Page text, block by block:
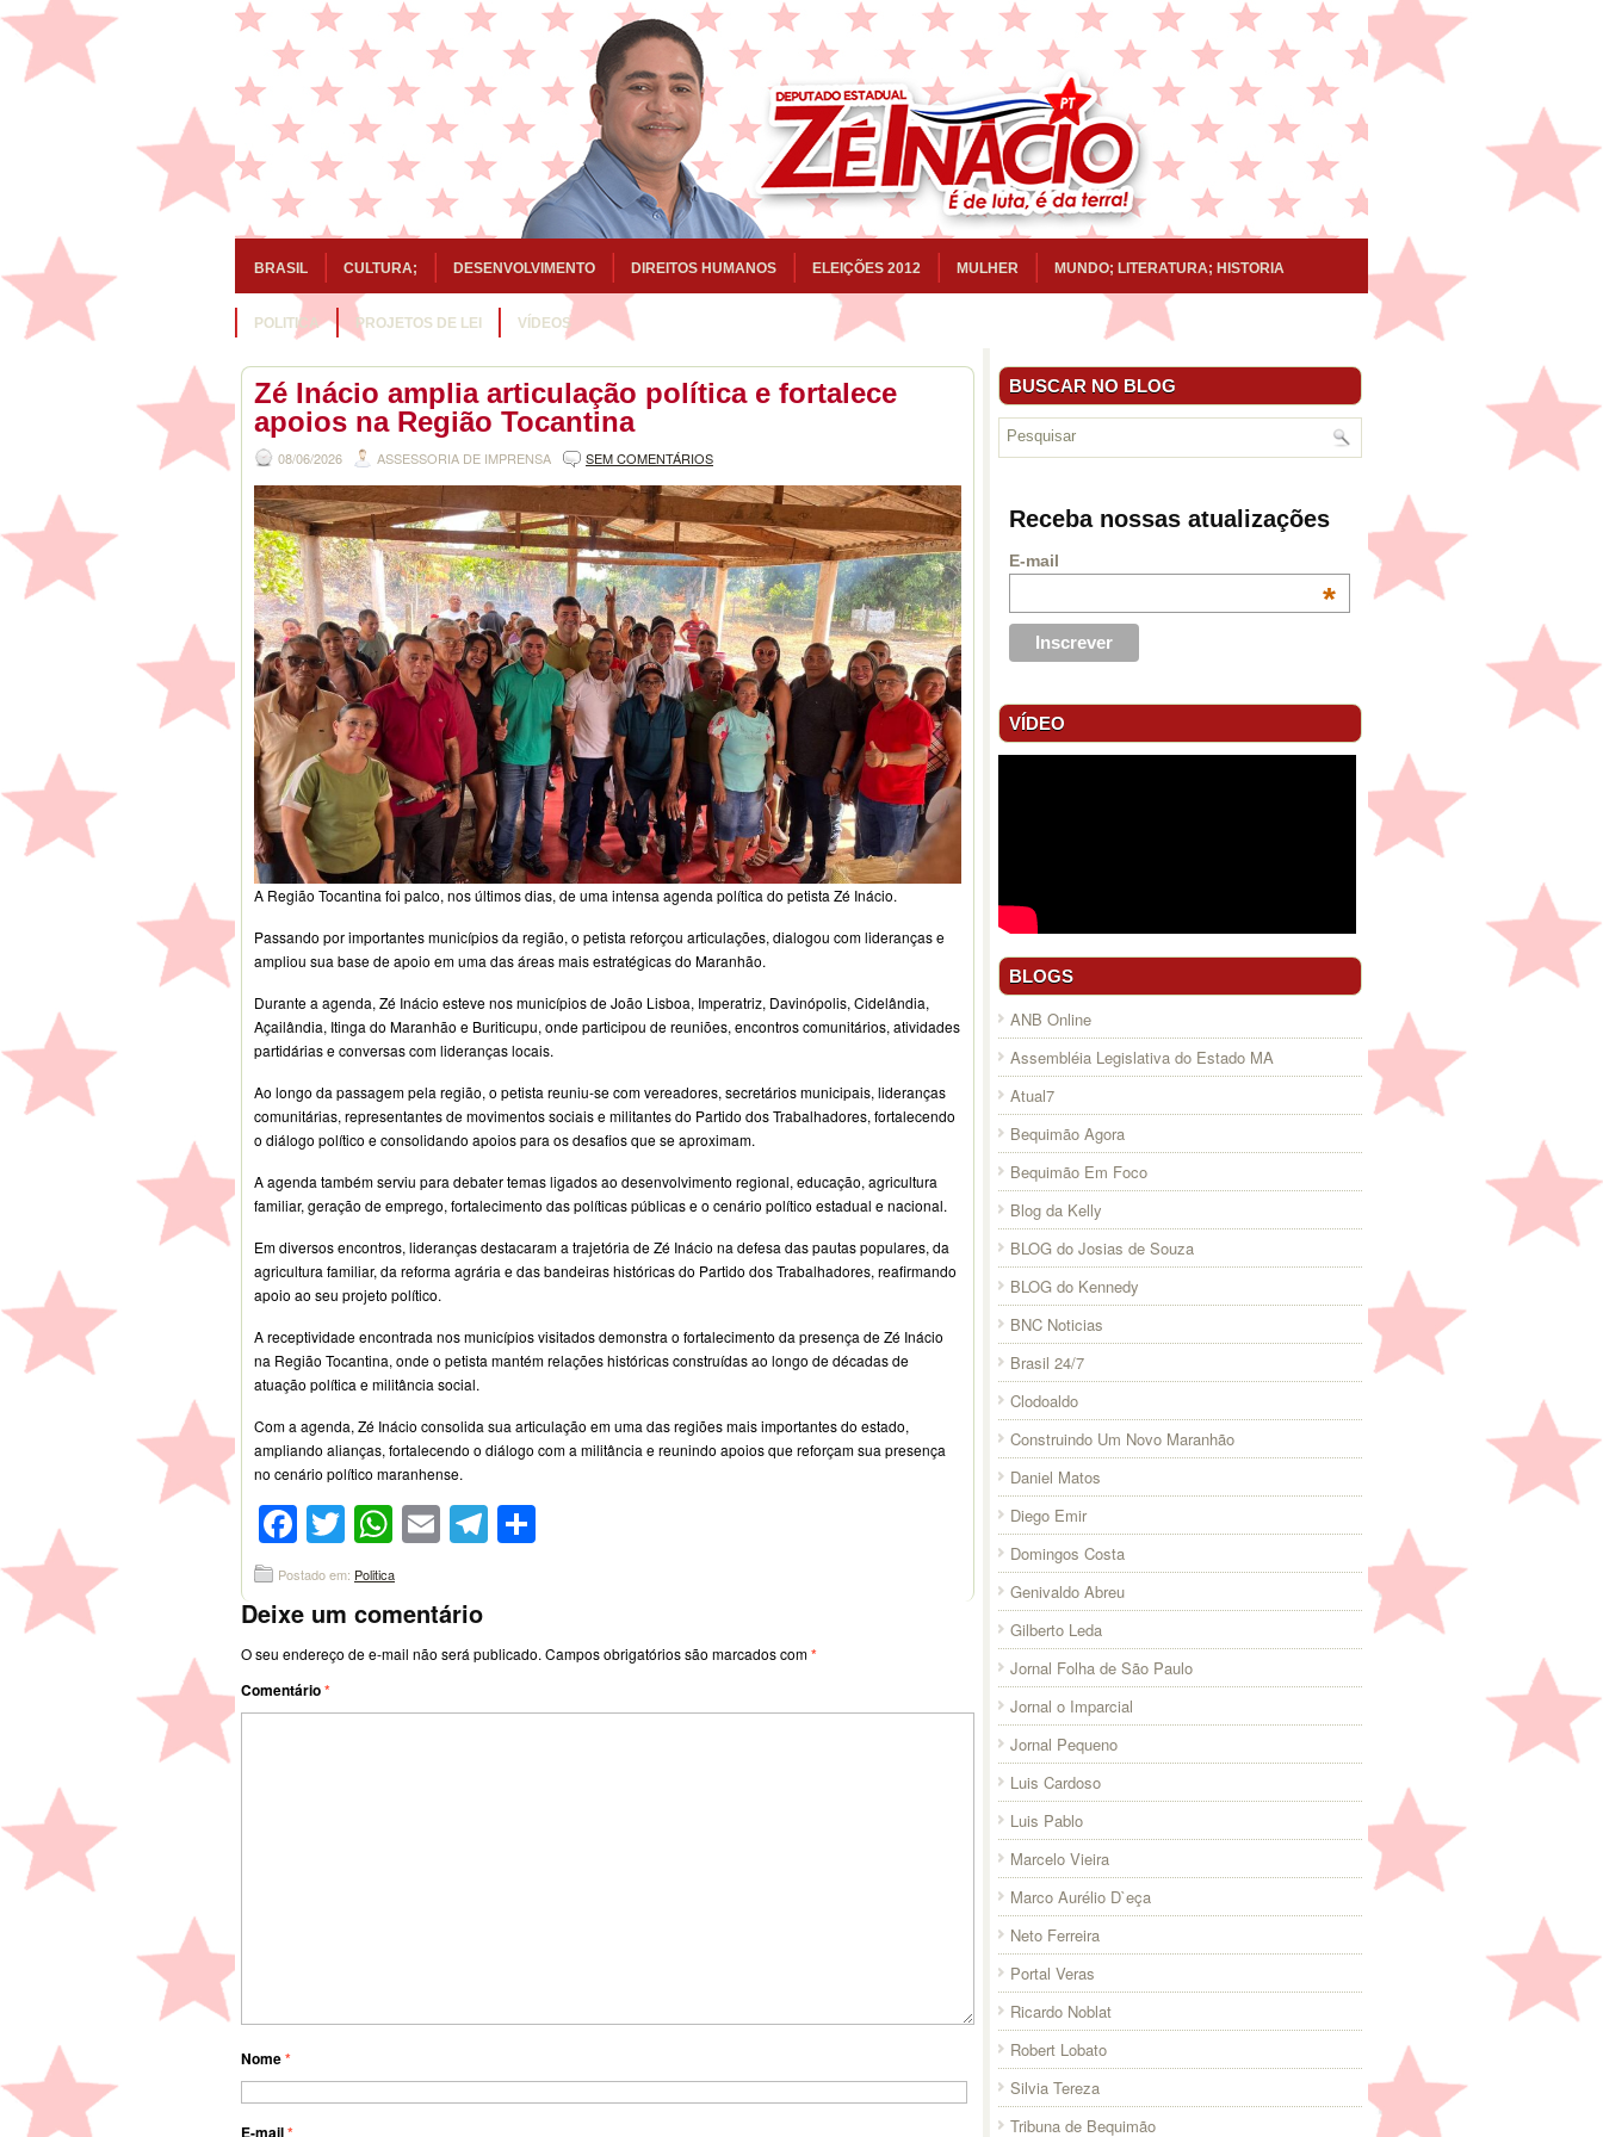
BRASIL CULTURA; DESENVOLVIMENTO DIREITOS HUMANOS ELEIÇÕES 2012 MULHER MUNDO; LITERATURA; HISTORIA
POLITICA PROJETOS DE LEI VÍDEOS
Zé Inácio amplia articulação política e fortalece
apoios na Região Tocantina
08/06/2026 ASSESSORIA DE IMPRENSA SEM COMENTÁRIOS
A Região Tocantina foi palco, nos últimos dias, de uma intensa agenda política do petista Zé Inácio.
Passando por importantes municípios da região, o petista reforçou articulações, dialogou com lideranças e
ampliou sua base de apoio em uma das áreas mais estratégicas do Maranhão.
Durante a agenda, Zé Inácio esteve nos municípios de João Lisboa, Imperatriz, Davinópolis, Cidelândia,
Açailândia, Itinga do Maranhão e Buriticupu, onde participou de reuniões, encontros comunitários, atividades
partidárias e conversas com lideranças locais.
Ao longo da passagem pela região, o petista reuniu-se com vereadores, secretários municipais, lideranças
comunitárias, representantes de movimentos sociais e militantes do Partido dos Trabalhadores, fortalecendo
o diálogo político e consolidando apoios para os desafios que se aproximam.
A agenda também serviu para debater temas ligados ao desenvolvimento regional, educação, agricultura
familiar, geração de emprego, fortalecimento das políticas públicas e o cenário político estadual e nacional.
Em diversos encontros, lideranças destacaram a trajetória de Zé Inácio na defesa das pautas populares, da
agricultura familiar, da reforma agrária e das bandeiras históricas do Partido dos Trabalhadores, reafirmando
apoio ao seu projeto político.
A receptividade encontrada nos municípios visitados demonstra o fortalecimento da presença de Zé Inácio
na Região Tocantina, onde o petista mantém relações históricas construídas ao longo de décadas de
atuação política e militância social.
Com a agenda, Zé Inácio consolida sua articulação em uma das regiões mais importantes do estado,
ampliando alianças, fortalecendo o diálogo com a militância e reunindo apoios que reforçam sua presença
no cenário político maranhense.
Facebook
Twitter
WhatsApp
EmailTelegram
Postado em: Politica
Deixe um comentário
O seu endereço de e-mail não será publicado.Campos obrigatórios são marcados com*
Comentário*
Nome*
BUSCAR NO BLOG
Receba nossas atualizações
E-mail
*
VÍDEO
BLOGS
ANB Online
Assembléia Legislativa do Estado MA
Atual7
Bequimão Agora
Bequimão Em Foco
Blog da Kelly
BLOG do Josias de Souza
BLOG do Kennedy
BNC Noticias
Brasil 24/7
Clodoaldo
Construindo Um Novo Maranhão
Daniel Matos
Diego Emir
Domingos Costa
Genivaldo Abreu
Gilberto Leda
Jornal Folha de São Paulo
Jornal o Imparcial
Jornal Pequeno
Luis Cardoso
Luis Pablo
Marcelo Vieira
Marco Aurélio D`eça
Neto Ferreira
Portal Veras
Ricardo Noblat
Robert Lobato
Silvia Tereza
Tribuna de Bequimão